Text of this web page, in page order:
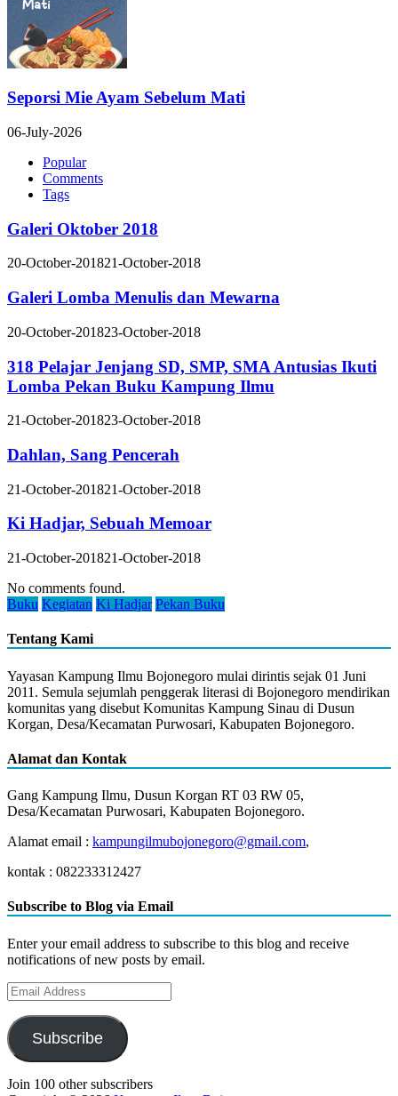
Seporsi Mie Ayam Sebelum Mati
06-July-2026
Popular
Comments
Tags
Galeri Oktober 2018
20-October-201821-October-2018
Galeri Lomba Menulis dan Mewarna
20-October-201823-October-2018
318 Pelajar Jenjang SD, SMP, SMA Antusias Ikuti
Lomba Pekan Buku Kampung Ilmu
21-October-201823-October-2018
Dahlan, Sang Pencerah
21-October-201821-October-2018
Ki Hadjar, Sebuah Memoar
21-October-201821-October-2018
No comments found.
Buku Kegiatan Ki Hadjar Pekan Buku
Tentang Kami
Yayasan Kampung Ilmu Bojonegoro mulai dirintis sejak 01 Juni
2011. Semula sejumlah penggerak literasi di Bojonegoro mendirikan
komunitas yang disebut Komunitas Kampung Sinau di Dusun
Korgan, Desa/Kecamatan Purwosari, Kabupaten Bojonegoro.
Alamat dan Kontak
Gang Kampung Ilmu, Dusun Korgan RT 03 RW 05,
Desa/Kecamatan Purwosari, Kabupaten Bojonegoro.
Alamat email : kampungilmubojonegoro@gmail.com,
kontak : 082233312427
Subscribe to Blog via Email
Enter your email address to subscribe to this blog and receive
notifications of new posts by email.
Email
Address
Subscribe
Join 100 other subscribers